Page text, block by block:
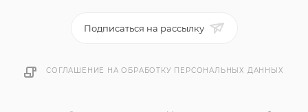
Подписаться на рассылку
СОГЛАШЕНИЕ НА ОБРАБОТКУ ПЕРСОНАЛЬНЫХ ДАННЫХ